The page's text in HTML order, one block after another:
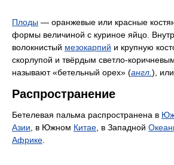
Плоды — оранжевые или красные
формы величиной с куриное яйцо.
волокнистый мезокарпий и крупную
скорлупой и твёрдым светло-
называют «бетельный орех» (англ. ),
Распространение
Бетелевая пальма распространена в
Азии , в Южном Китае , в Западной
Африке